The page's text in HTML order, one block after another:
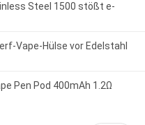
Steel 1500 stößt e-
Vape-Hülse vor Edelstahl
Pen Pod 400mAh 1.2Ω